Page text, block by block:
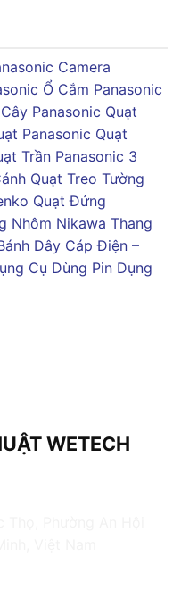
Camera
Ổ Cắm Panasonic
Panasonic Quạt
Panasonic Quạt
Trần Panasonic 3
Quạt Treo Tường
Quạt Đứng
Nhôm Nikawa Thang
Dây Cáp Điện –
Cụ Dùng Pin Dụng
WETECH